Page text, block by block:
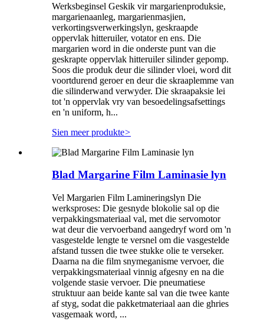
Werksbeginsel Geskik vir margarienproduksie,
margarienaanleg, margarienmasjien,
verkortingsverwerkingslyn, geskraapde
oppervlak hitteruiler, votator en ens. Die
margarien word in die onderste punt van die
geskrapte oppervlak hitteruiler silinder gepomp.
Soos die produk deur die silinder vloei, word dit
voortdurend geroer en deur die skraaplemme van
die silinderwand verwyder. Die skraapaksie lei
tot 'n oppervlak vry van besoedelingsafsettings
en 'n uniform, h...
Sien meer produkte>
Blad Margarine Film Laminasie lyn
Vel Margarien Film Lamineringslyn Die
werksproses: Die gesnyde blokolie sal op die
verpakkingsmateriaal val, met die servomotor
wat deur die vervoerband aangedryf word om 'n
vasgestelde lengte te versnel om die vasgestelde
afstand tussen die twee stukke olie te verseker.
Daarna na die film snymeganisme vervoer, die
verpakkingsmateriaal vinnig afgesny en na die
volgende stasie vervoer. Die pneumatiese
struktuur aan beide kante sal van die twee kante
af styg, sodat die pakketmateriaal aan die ghries
vasgemaak word, ...